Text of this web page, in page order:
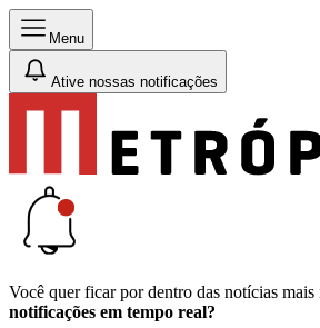
Menu
Ative nossas notificações
Você quer ficar por dentro das notícias mais
notificações em tempo real?